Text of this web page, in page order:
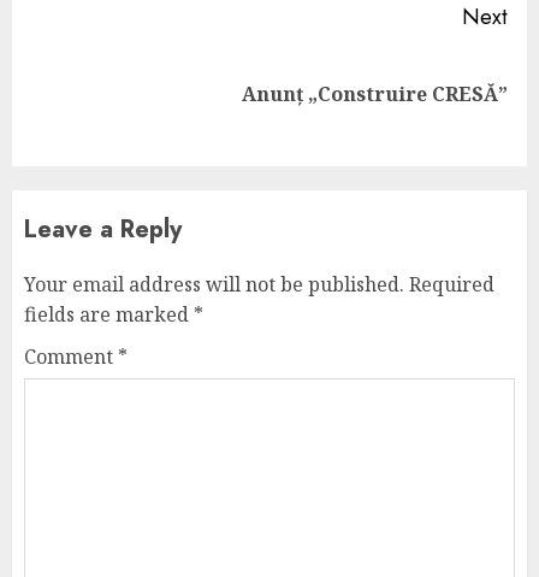
Next
Anunț „Construire CRESĂ”
Leave a Reply
Your email address will not be published. Required
fields are marked *
Comment *